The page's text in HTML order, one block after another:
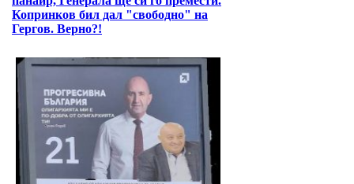
Копринков бил дал "свободно" на
Гергов. Верно?!